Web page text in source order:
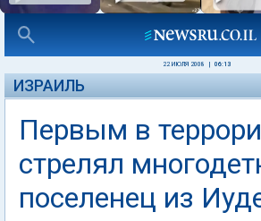
22 ИЮЛЯ 2008 06:13
ИЗРАИЛЬ
Первым в
стрелял
поселенец из